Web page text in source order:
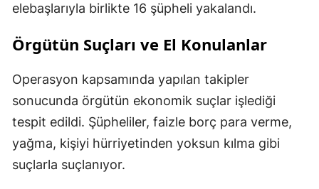
elebaşlarıyla birlikte 16 şüpheli yakalandı.
Örgütün Suçları ve El Konulanlar
Operasyon kapsamında yapılan takipler
sonucunda örgütün ekonomik suçlar işlediği
tespit edildi. Şüpheliler, faizle borç para verme,
yağma, kişiyi hürriyetinden yoksun kılma gibi
suçlarla suçlanıyor.